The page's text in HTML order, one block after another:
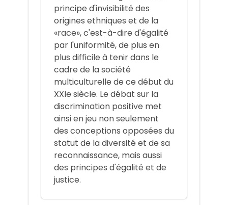
principe d'invisibilité des
origines ethniques et de la
«race», c'est-à-dire d'égalité
par l'uniformité, de plus en
plus difficile à tenir dans le
cadre de la société
multiculturelle de ce début du
XXIe siècle. Le débat sur la
discrimination positive met
ainsi en jeu non seulement
des conceptions opposées du
statut de la diversité et de sa
reconnaissance, mais aussi
des principes d'égalité et de
justice.